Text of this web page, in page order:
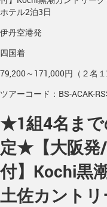
ホテル2泊3日
伊丹空港発
四国着
79,200～171,000円（２名１
ツアーコード：BS-ACAK-
★1組4名まで
定★【大阪発
付】Kochi黒
土佐カント